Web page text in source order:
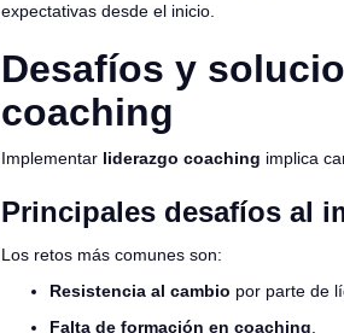
expectativas desde el inicio.
Desafíos y
coaching
Implementar liderazgo coaching implica
Principales desafíos al
Los retos más comunes son:
Resistencia al cambio por parte de
Falta de formación en coaching